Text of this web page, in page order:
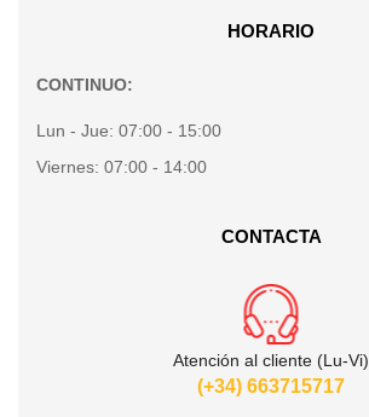
HORARIO
CONTINUO:
Lun - Jue: 07:00 - 15:00
Viernes: 07:00 - 14:00
CONTACTA
Atención al cliente (Lu-Vi)
(+34) 663715717